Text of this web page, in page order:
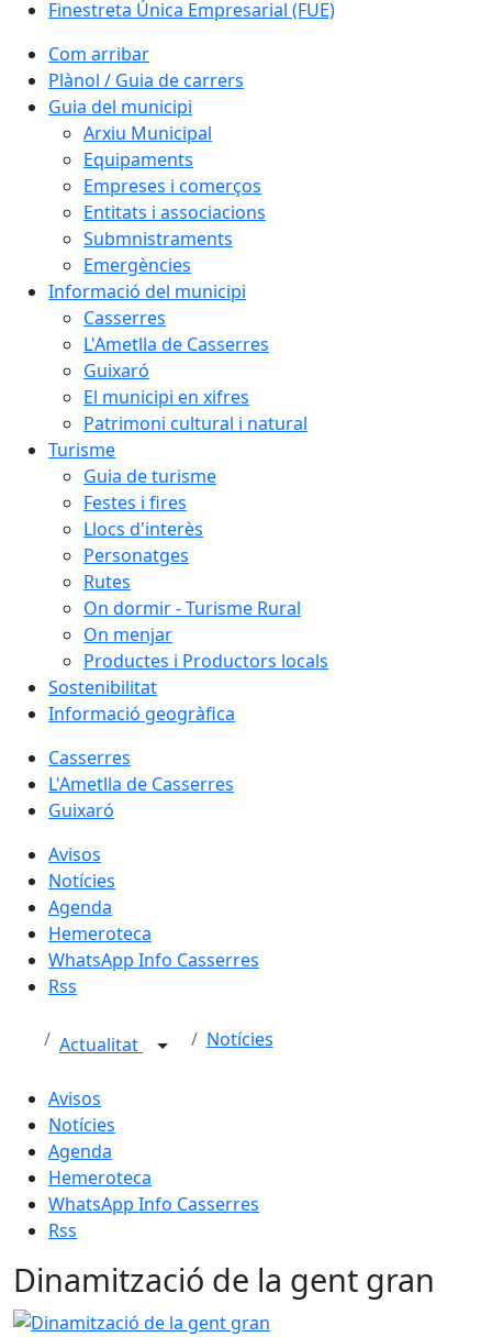
Finestreta Única Empresarial (FUE)
Com arribar
Plànol / Guia de carrers
Guia del municipi
Arxiu Municipal
Equipaments
Empreses i comerços
Entitats i associacions
Submnistraments
Emergències
Informació del municipi
Casserres
L'Ametlla de Casserres
Guixaró
El municipi en xifres
Patrimoni cultural i natural
Turisme
Guia de turisme
Festes i fires
Llocs d'interès
Personatges
Rutes
On dormir - Turisme Rural
On menjar
Productes i Productors locals
Sostenibilitat
Informació geogràfica
Casserres
L'Ametlla de Casserres
Guixaró
Avisos
Notícies
Agenda
Hemeroteca
WhatsApp Info Casserres
Rss
Actualitat Notícies
Avisos
Notícies
Agenda
Hemeroteca
WhatsApp Info Casserres
Rss
Dinamització de la gent gran
Dinamització de la gent gran